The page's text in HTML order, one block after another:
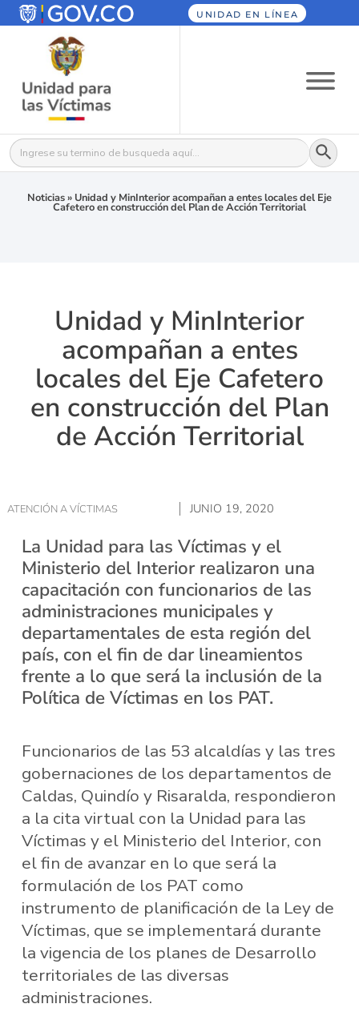
UNIDAD EN LÍNEA
Buscar: Botón
Noticias» Unidad y MinInterior acompañan a entes locales del Eje
Cafetero en construcción del Plan de Acción Territorial
Unidad y MinInterior
acompañan a entes
locales del Eje Cafetero
en construcción del Plan
de Acción Territorial
ATENCIÓN A VÍCTIMAS JUNIO 19, 2020
La Unidad para las Víctimas y el
Ministerio del Interior realizaron una
capacitación con funcionarios de las
administraciones municipales y
departamentales de esta región del
país, con el fin de dar lineamientos
frente a lo que será la inclusión de la
Política de Víctimas en los PAT.
Funcionarios de las 53 alcaldías y las tres
gobernaciones de los departamentos de
Caldas, Quindío y Risaralda, respondieron
a la cita virtual con la Unidad para las
Víctimas y el Ministerio del Interior, con
el fin de avanzar en lo que será la
formulación de los PAT como
instrumento de planificación de la Ley de
Víctimas, que se implementará durante
la vigencia de los planes de Desarrollo
territoriales de las diversas
administraciones.